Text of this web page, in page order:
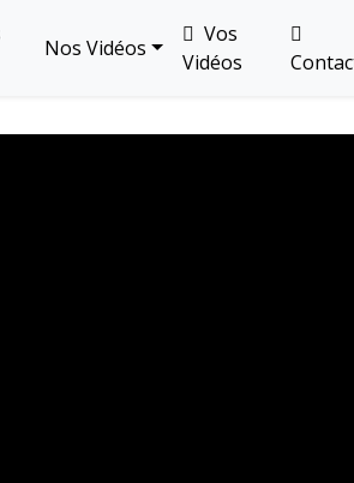
Nos Vidéos
Vos
Vidéos